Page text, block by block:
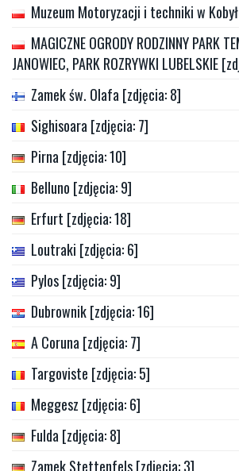
Muzeum Motoryzacji i techniki w
MAGICZNE OGRODY RODZINNY PARK
JANOWIEC, PARK ROZRYWKI LUBELSKIE
Zamek św. Olafa [zdjęcia: 8]
Sighisoara [zdjęcia: 7]
Pirna [zdjęcia: 10]
Belluno [zdjęcia: 9]
Erfurt [zdjęcia: 18]
Loutraki [zdjęcia: 6]
Pylos [zdjęcia: 9]
Dubrownik [zdjęcia: 16]
A Coruna [zdjęcia: 7]
Targoviste [zdjęcia: 5]
Meggesz [zdjęcia: 6]
Fulda [zdjęcia: 8]
Zamek Stettenfels [zdjęcia: 3]